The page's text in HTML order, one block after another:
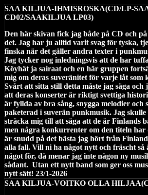
SAA KILJUA-IHMISROSKA(CD/LP-
CD02/SAAKILJUA LP03)
Den här skivan fick jag både på CD och
det. Jag har ju alltid varit svag för tyska,
finska när det gäller andra texter i
Jag tycker nog inledningsvis att de har
Köyhät ja sairaat och en här gruppen
mig om deras suveränitet för varje låt som
Svårt att sitta still detta måste jag säga och
att deras konserter är riktigt svettiga
är fyllda av bra sång, snygga melodier och
paketerad i suverän punkmusik. Jag
sträcka mig till att säga att de är Finlands
men några konkurrenter om den titeln har
är snudd på det bästa jag hört från Finland
alla fall. Vill ni ha något nytt och fräscht
något för, då menar jag inte någon ny
sådant. Utan ett nytt band som ger oss
nytt sätt! 23/1-2026
SAA KILJUA-VOITKO OLLA